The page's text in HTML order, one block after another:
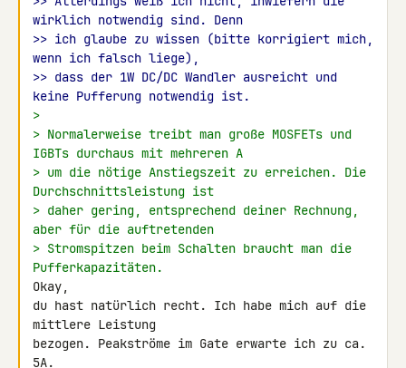
wirklich notwendig sind. Denn
>> ich glaube zu wissen (bitte korrigiert mich,
wenn ich falsch liege),
>> dass der 1W DC/DC Wandler ausreicht und
keine Pufferung notwendig ist.
>
> Normalerweise treibt man große MOSFETs und
IGBTs durchaus mit mehreren A
> um die nötige Anstiegszeit zu erreichen. Die
Durchschnittsleistung ist
> daher gering, entsprechend deiner Rechnung,
aber für die auftretenden
> Stromspitzen beim Schalten braucht man die
Pufferkapazitäten.
Okay,
du hast natürlich recht. Ich habe mich auf die
mittlere Leistung
bezogen. Peakströme im Gate erwarte ich zu ca.
5A.